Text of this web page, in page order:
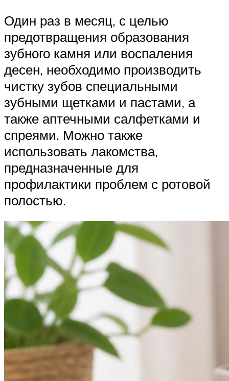
Один раз в месяц, с целью
предотвращения образования
зубного камня или воспаления
десен, необходимо производить
чистку зубов специальными
зубными щетками и пастами, а
также аптечными салфетками и
спреями. Можно также
использовать лакомства,
предназначенные для
профилактики проблем с ротовой
полостью.